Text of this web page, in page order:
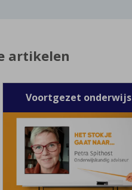
artikelen
Voortgezet onderwijs